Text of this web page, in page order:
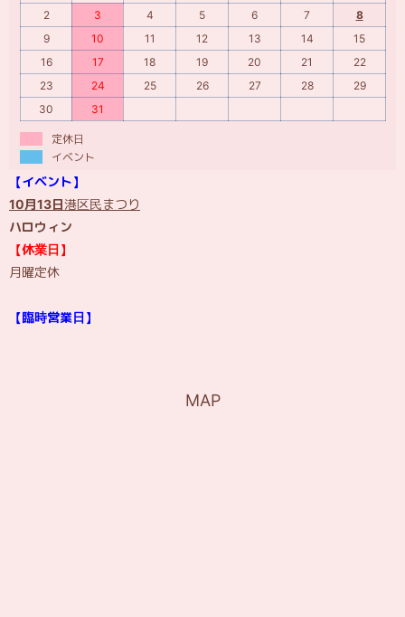
2
3 4 5 6 7
8
9
10 11 12 13 14
15
16
17 18 19 20 21
22
23
24 25 26 27 28
29
30
31
定休日
イベント
【イベント】
10月13日港区民まつり
ハロウィン
【休業日】
月曜定休
【臨時営業日】
MAP